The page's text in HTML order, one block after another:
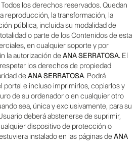
los derechos reservados. Quedan
reproducción, la transformación, la
pública, incluida su modalidad de
o parte de los Contenidos de esta
en cualquier soporte y por
la autorización deANA SERRATOSA. El
los derechos de propiedad
deANA SERRATOSA. Podrá
portal e incluso imprimirlos, copiarlos y
de su ordenador o en cualquier otro
sea, única y exclusivamente, para su
deberá abstenerse de suprimir,
dispositivo de protección o
instalado en las páginas deANA